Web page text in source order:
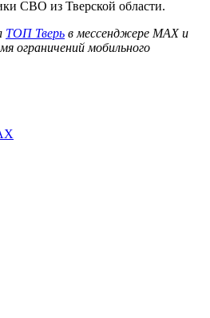
СВО из Тверской области.
ТОП Тверь в мессенджере MAX и
ограничений мобильного